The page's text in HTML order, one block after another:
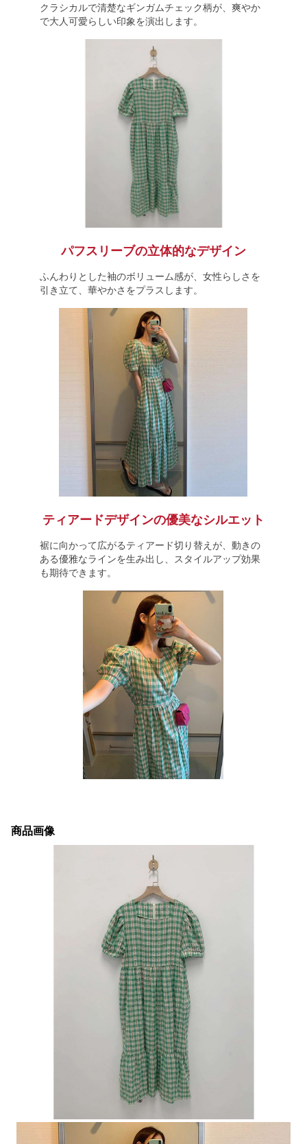
クラシカルで清楚なギンガムチェック柄が、爽やか
で大人可愛らしい印象を演出します。
パフスリーブの立体的なデザイン
ふんわりとした袖のボリューム感が、女性らしさを
引き立て、華やかさをプラスします。
ティアードデザインの優美なシルエット
裾に向かって広がるティアード切り替えが、動きの
ある優雅なラインを生み出し、スタイルアップ効果
も期待できます。
商品画像